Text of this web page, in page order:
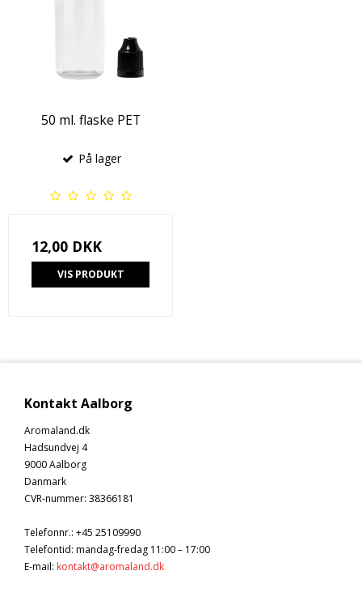
50 ml. flaske PET
På lager
12,00 DKK
VIS PRODUKT
Kontakt Aalborg
Aromaland.dk
Hadsundvej 4
9000 Aalborg
Danmark
CVR-nummer: 38366181
Telefonnr.: +45 25109990
Telefontid: mandag-fredag 11:00 – 17:00
E-mail: kontakt@aromaland.dk